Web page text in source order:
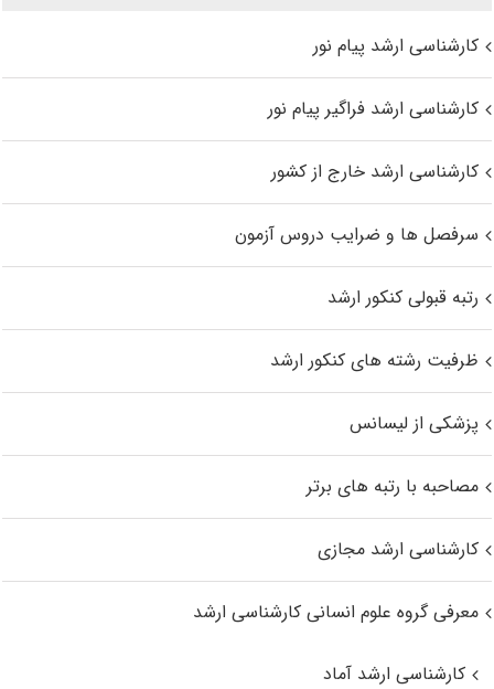
کارشناسی ارشد پیام نور
کارشناسی ارشد فراگیر پیام نور
کارشناسی ارشد خارج از کشور
سرفصل ها و ضرایب دروس آزمون
رتبه قبولی کنکور ارشد
ظرفیت رشته های کنکور ارشد
پزشکی از لیسانس
مصاحبه با رتبه های برتر
کارشناسی ارشد مجازی
معرفی گروه علوم انسانی کارشناسی ارشد
کارشناسی ارشد آماد